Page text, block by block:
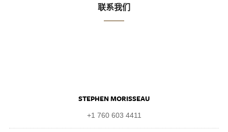
联系我们
STEPHEN MORISSEAU
+1 760 603 4411